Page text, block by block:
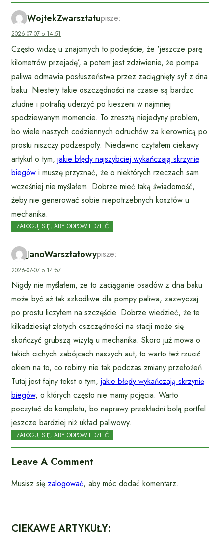
WojtekZwarsztatupisze:
2026-07-07 o 14:51
Często widzę u znajomych to podejście, że 'jeszcze parę
kilometrów przejadę’, a potem jest zdziwienie, że pompa
paliwa odmawia posłuszeństwa przez zaciągnięty syf z dna
baku. Niestety takie oszczędności na czasie są bardzo
złudne i potrafią uderzyć po kieszeni w najmniej
spodziewanym momencie. To zresztą niejedyny problem,
bo wiele naszych codziennych odruchów za kierownicą po
prostu niszczy podzespoły. Niedawno czytałem ciekawy
artykuł o tym, jakie błędy najszybciej wykańczają skrzynię
biegów i muszę przyznać, że o niektórych rzeczach sam
wcześniej nie myślałem. Dobrze mieć taką świadomość,
żeby nie generować sobie niepotrzebnych kosztów u
mechanika.
ZALOGUJ SIĘ, ABY ODPOWIEDZIEĆ
JanoWarsztatowypisze:
2026-07-07 o 14:57
Nigdy nie myślałem, że to zaciąganie osadów z dna baku
może być aż tak szkodliwe dla pompy paliwa, zazwyczaj
po prostu liczyłem na szczęście. Dobrze wiedzieć, że te
kilkadziesiąt złotych oszczędności na stacji może się
skończyć grubszą wizytą u mechanika. Skoro już mowa o
takich cichych zabójcach naszych aut, to warto też rzucić
okiem na to, co robimy nie tak podczas zmiany przełożeń.
Tutaj jest fajny tekst o tym, jakie błędy wykańczają skrzynię
biegów, o których często nie mamy pojęcia. Warto
poczytać do kompletu, bo naprawy przekładni bolą portfel
jeszcze bardziej niż układ paliwowy.
ZALOGUJ SIĘ, ABY ODPOWIEDZIEĆ
Leave A Comment
Musisz się zalogować, aby móc dodać komentarz.
CIEKAWE ARTYKUŁY: